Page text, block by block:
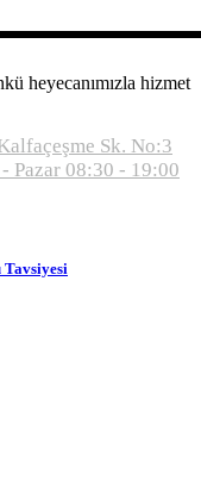
heyecanımızla hizmet
Sk. No:3
- Pazar 08:30 - 19:00
Tavsiyesi